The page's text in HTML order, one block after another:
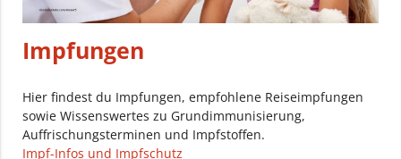
Impfungen
Hier findest du Impfungen, empfohlene Reiseimpfungen
sowie Wissenswertes zu Grundimmunisierung,
Auffrischungsterminen und Impfstoffen.
Impf-Infos und Impfschutz